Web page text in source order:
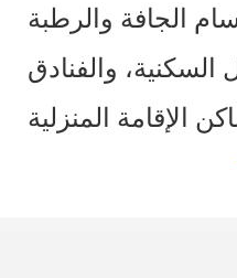
الجافة والرطبة
السكنية، والفنادق